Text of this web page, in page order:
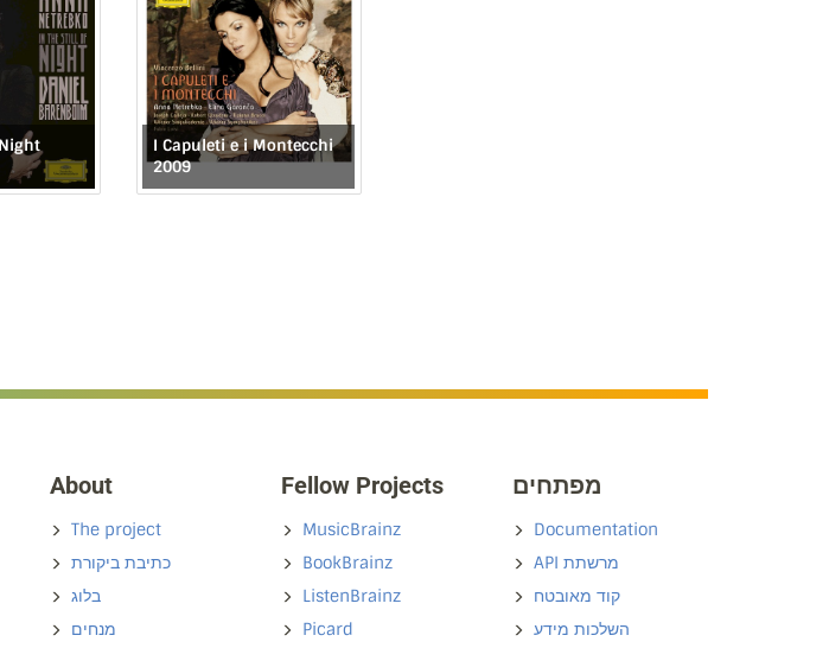
I Capuleti e i Montecchi
2009
About
The project
כתיבת ביקורת
בלוג
מנחים
Fellow Projects
MusicBrainz
BookBrainz
ListenBrainz
Picard
מפתחים
Documentation
API מרשתת
קוד מאובטח
השלכות מידע